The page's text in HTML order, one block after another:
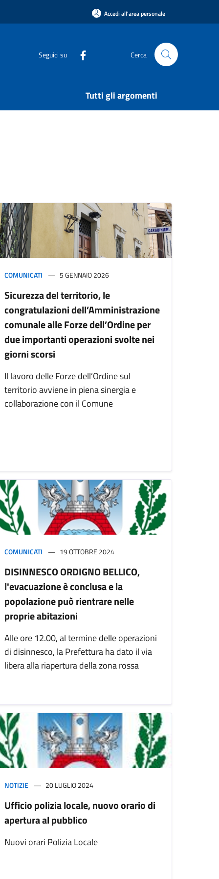
Accedi all'area personale
Seguici su Cerca
Tutti gli argomenti
COMUNICATI 5 GENNAIO 2026
Sicurezza del territorio, le
congratulazioni dell’Amministrazione
comunale alle Forze dell’Ordine per
due importanti operazioni svolte nei
giorni scorsi
Il lavoro delle Forze dell’Ordine sul
territorio avviene in piena sinergia e
collaborazione con il Comune
COMUNICATI 19 OTTOBRE 2024
DISINNESCO ORDIGNO BELLICO,
l'evacuazione è conclusa e la
popolazione può rientrare nelle
proprie abitazioni
Alle ore 12.00, al termine delle operazioni
di disinnesco, la Prefettura ha dato il via
libera alla riapertura della zona rossa
NOTIZIE 20 LUGLIO 2024
Ufficio polizia locale, nuovo orario di
apertura al pubblico
Nuovi orari Polizia Locale